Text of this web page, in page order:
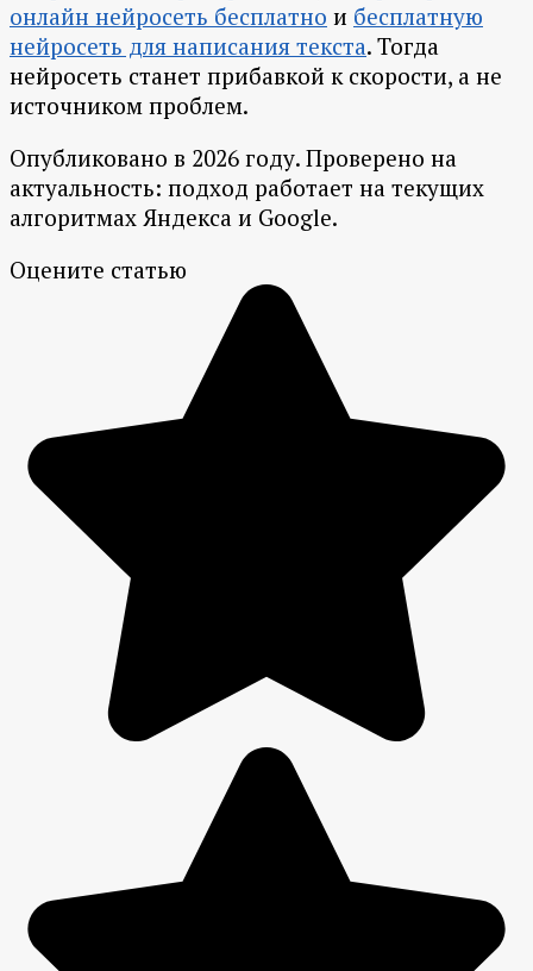
онлайн нейросеть бесплатно и бесплатную
нейросеть для написания текста. Тогда
нейросеть станет прибавкой к скорости, а не
источником проблем.
Опубликовано в 2026 году. Проверено на
актуальность: подход работает на текущих
алгоритмах Яндекса и Google.
Оцените статью